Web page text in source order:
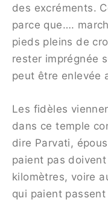
des excréments.
parce que….
pieds pleins de
rester imprégnée
peut être enlevée
Les fidèles
dans ce temple
dire Parvati,
paient pas
kilomètres, voire
qui paient passent